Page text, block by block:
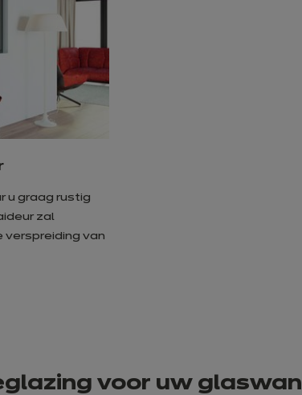
u graag rustig
zal
van
voor uw